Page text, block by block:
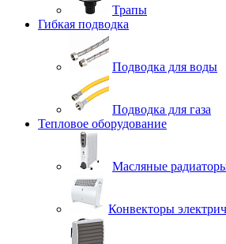
Трапы
Гибкая подводка
Подводка для воды
Подводка для газа
Тепловое оборудование
Масляные
Конвекторы